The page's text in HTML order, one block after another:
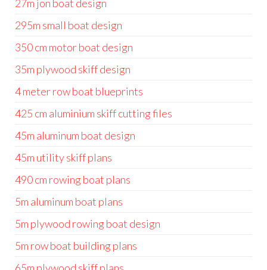
27m jon boat design
295m small boat design
350 cm motor boat design
35m plywood skiff design
4 meter row boat blueprints
425 cm aluminium skiff cutting files
45m aluminum boat design
45m utility skiff plans
490 cm rowing boat plans
5m aluminum boat plans
5m plywood rowing boat design
5m row boat building plans